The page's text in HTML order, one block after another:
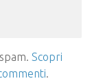
Scopri
.